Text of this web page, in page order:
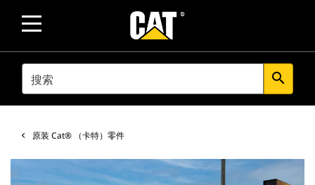
SEARCH search
原装 Cat® （卡特）零件